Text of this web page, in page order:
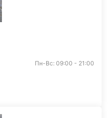
Пн-Вс: 09:00 - 21:00